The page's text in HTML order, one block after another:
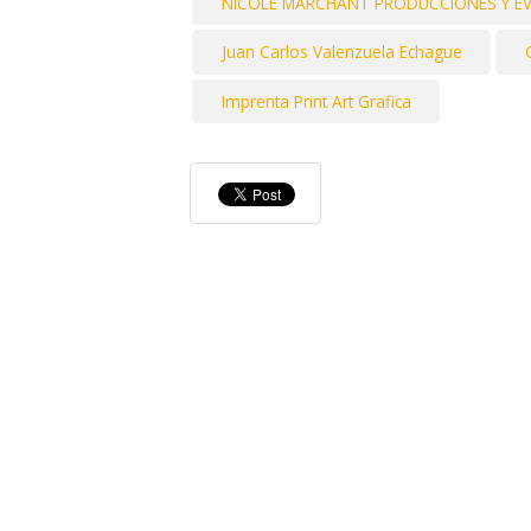
Juan Carlos Valenzuela Echague
Imprenta Print Art Grafica